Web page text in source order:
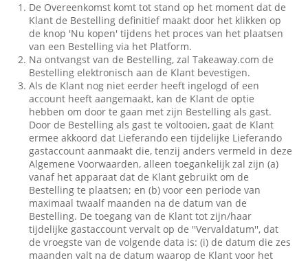
De Overeenkomst komt tot stand op het moment dat de
Klant de Bestelling definitief maakt door het klikken op
de knop 'Nu kopen' tijdens het proces van het plaatsen
van een Bestelling via het Platform.
Na ontvangst van de Bestelling, zal Takeaway.com de
Bestelling elektronisch aan de Klant bevestigen.
Als de Klant nog niet eerder heeft ingelogd of een
account heeft aangemaakt, kan de Klant de optie
hebben om door te gaan met zijn Bestelling als gast.
Door de Bestelling als gast te voltooien, gaat de Klant
ermee akkoord dat Lieferando een tijdelijke Lieferando
gastaccount aanmaakt die, tenzij anders vermeld in deze
Algemene Voorwaarden, alleen toegankelijk zal zijn (a)
vanaf het apparaat dat de Klant gebruikt om de
Bestelling te plaatsen; en (b) voor een periode van
maximaal twaalf maanden na de datum van de
Bestelling. De toegang van de Klant tot zijn/haar
tijdelijke gastaccount vervalt op de ''Vervaldatum'', dat
de vroegste van de volgende data is: (i) de datum die zes
maanden valt na de datum waarop de Klant voor het